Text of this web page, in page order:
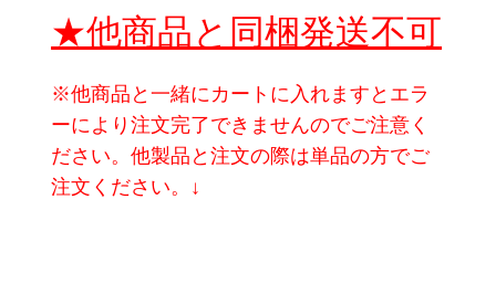
★他商品と同梱発送不可
※他商品と一緒にカートに入れますとエラ
ーにより注文完了できませんのでご注意く
ださい。他製品と注文の際は単品の方でご
注文ください。↓